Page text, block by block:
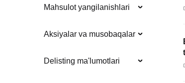
Mahsulot yangilanishlari
Aksiyalar va musobaqalar
Delisting ma'lumotlari